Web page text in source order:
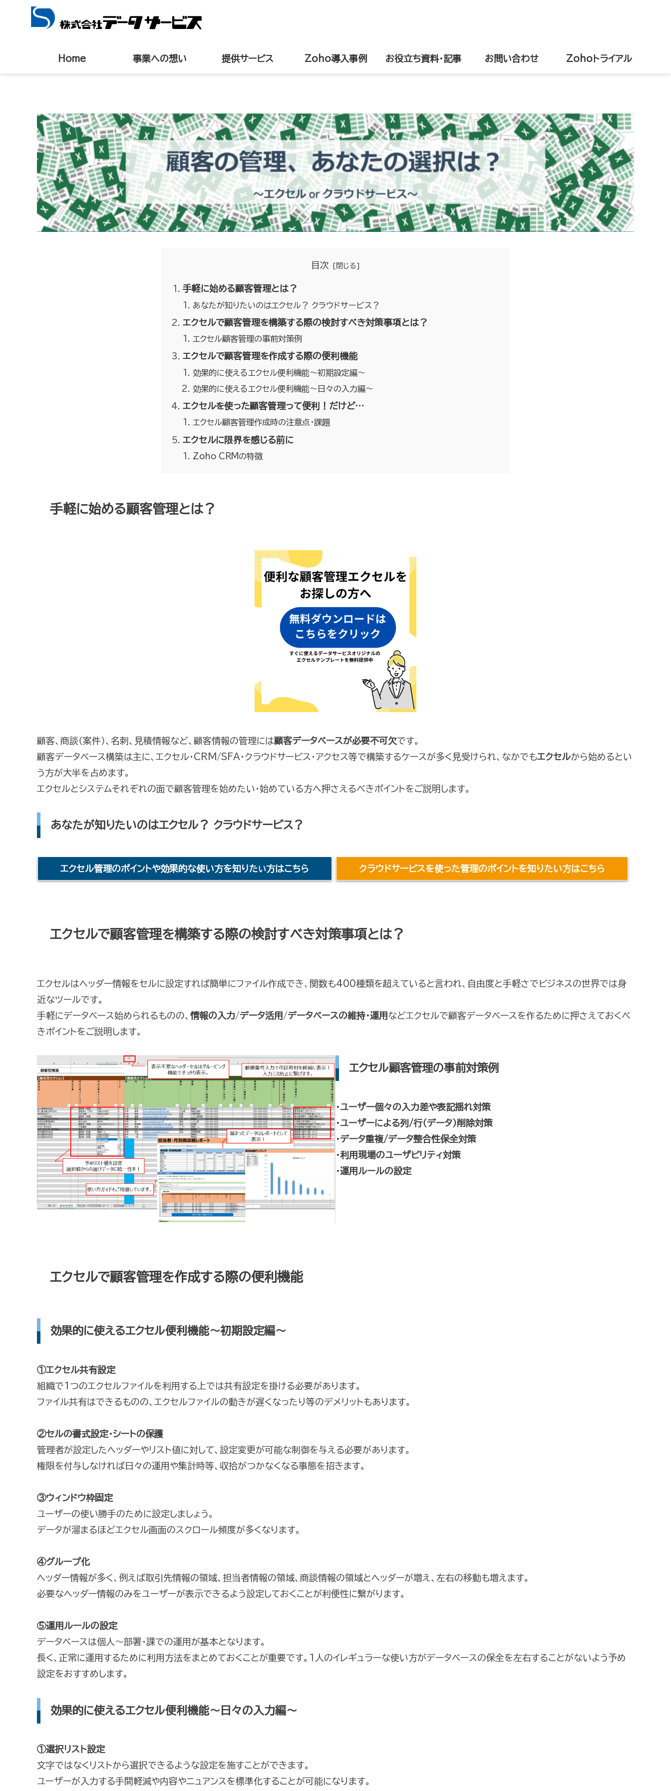
Home 事業への想い 提供サービス Zoho導入事例 お役立ち資料・記事 お問い合わせ Zohoトライアル
目次
​手軽に始める顧客管理とは？
あなたが知りたいのはエクセル？ クラウドサービス？
エクセルで顧客管理を構築する際の検討すべき対策事項とは？
エクセル顧客管理の事前対策例
エクセルで顧客管理を作成する際の便利機能
効果的に使えるエクセル便利機能～初期設定編～
効果的に使えるエクセル便利機能～日々の入力編～
エクセルを使った顧客管理って便利！​だけど…
エクセル顧客管理作成時の注意点・課題
エクセルに限界を感じる前に
Zoho CRMの特徴
​手軽に始める顧客管理とは？
顧客、商談（案件）、名刺、見積情報など、顧客情報の管理には顧客データベースが必要不可欠です。
顧客データベース構築は主に、エクセル・CRM/SFA・クラウドサービス・アクセス等で構築するケースが多く見受けられ、なかでもエクセルから始めるとい
う方が大半を占めます。
エクセルとシステムそれぞれの面で顧客管理を始めたい・始めている方へ押さえるべきポイントをご説明します。
あなたが知りたいのはエクセル？ クラウドサービス？
エクセル管理のポイントや効果的な使い方を知りたい方はこちら クラウドサービスを使った管理のポイントを知りたい方はこちら
エクセルで顧客管理を構築する際の検討すべき対策事項とは？
エクセルはヘッダー情報をセルに設定すれば簡単にファイル作成でき、関数も400種類を超えていると言われ、自由度と手軽さでビジネスの世界では身
近なツールです。
手軽にデータベース始められるものの、 情報の入力/データ活用 /データベースの維持・運用 などエクセルで顧客データベースを作るために押さえておくべ
きポイントをご説明します。
エクセル顧客管理の事前対策例
・ユーザー個々の入力差や表記揺れ対策
・ユーザーによる列/行（データ）削除対策
・データ重複/データ整合性保全対策
・利用現場のユーザビリティ対策
・運用ルールの設定
エクセルで顧客管理を作成する際の便利機能
効果的に使えるエクセル便利機能～初期設定編～
①エクセル共有設定
組織で1つのエクセルファイルを利用する上では共有設定を掛ける必要があります。
ファイル共有はできるものの、エクセルファイルの動きが遅くなったり等のデメリットもあります。
②セルの書式設定・シートの保護
管理者が設定したヘッダーやリスト値に対して、設定変更が可能な制御を与える必要があります。
権限を付与しなければ日々の運用や集計時等、収拾がつかなくなる事態を招きます。
③ウィンドウ枠固定
ユーザーの使い勝手のために設定しましょう。
データが溜まるほどエクセル画面のスクロール頻度が多くなります。
④グループ化
ヘッダー情報が多く、例えば取引先情報の領域、担当者情報の領域、商談情報の領域とヘッダーが増え、左右の移動も増えます。
必要なヘッダー情報のみをユーザーが表示できるよう設定しておくことが利便性に繋がります。
⑤運用ルールの設定
データベースは個 人～部署・課での運用が基本となります。
長く、正常に運用するために利用方法をまとめておくことが重要です。1人のイレギュラーな使い方がデータベースの保全を左右することがないよう予め
設定をおすすめします。
効果的に使えるエクセル便利機能～日々の入力編～
①選択リスト設定
文字ではなくリストから選択できるような設定を施すことができます。
ユーザーが入力する手間軽減や内容やニュアンスを標準化することが可能になります。